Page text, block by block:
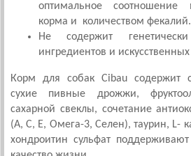
оптимальное соотношение
корма и количеством фекалий.
Не содержит
ингредиентов и
Корм для собак Cibau содержит
сухие пивные дрожжи,
сахарной свеклы, сочетание
(А, С, Е, Омега-3, Селен), таурин, L-
хондроитин сульфат